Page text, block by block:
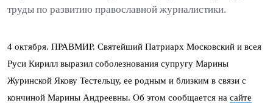
труды по развитию православной журналистики.
4 октября. ПРАВМИР. Святейший Патриарх Московский и всея
Руси Кирилл выразил соболезнования супругу Марины
Журинской Якову Тестельцу, ее родным и близким в связи с
кончиной Марины Андреевны. Об этом сообщается на сайте